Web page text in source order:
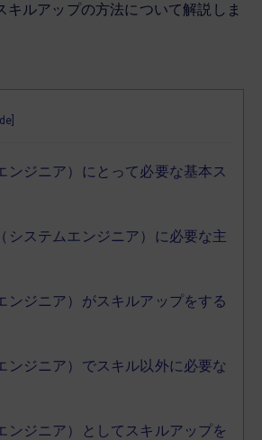
キルアップの方法について解説しま
ンジニア）にとって必要な基本ス
システムエンジニア）に必要な主
ンジニア）がスキルアップをする
ンジニア）でスキル以外に必要な
ンジニア）としてスキルアップを